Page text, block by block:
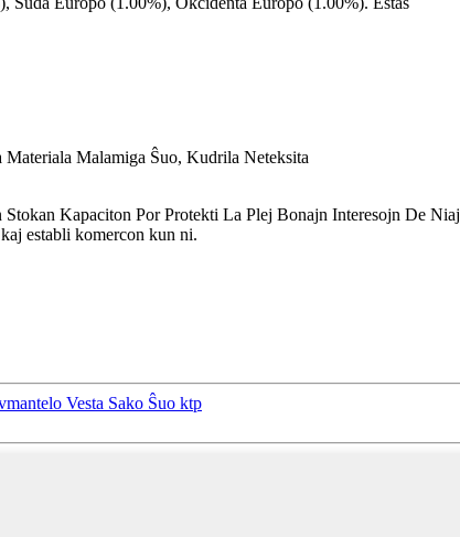
Malamiga Ŝuo, Kudrila Neteksita
Kapaciton Por Protekti La Plej Bonajn Interesojn De Niaj
establi komercon kun ni.
Vesta Sako Ŝuo ktp